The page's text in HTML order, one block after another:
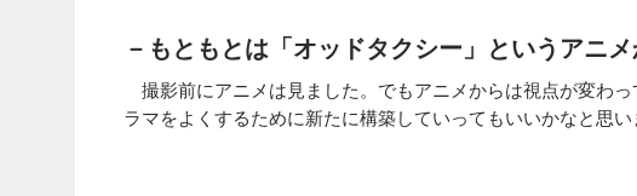
－もともとは「オッドタクシー」というアニ
撮影前にアニメは見ました。でもアニメからは視点が変わ
ラマをよくするために新たに構築していってもいいかなと思い